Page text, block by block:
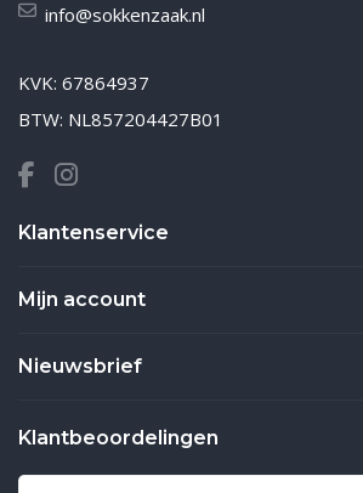
info@sokkenzaak.nl
KVK: 67864937
BTW: NL857204427B01
Klantenservice
Mijn account
Nieuwsbrief
Klantbeoordelingen